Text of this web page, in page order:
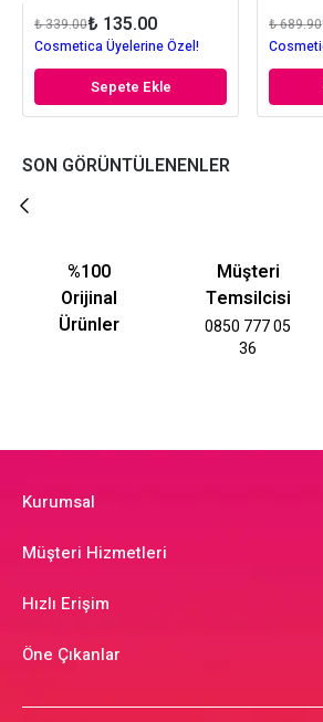
₺ 339.00₺ 135.00
Cosmetica Üyelerine Özel!
Sepete Ekle
₺ 689.90
SON GÖRÜNTÜLENENLER
%100
Orijinal
Ürünler
Müşteri
Temsilcisi
0850 777 05
36
Kurumsal
Müşteri Hizmetleri
Hızlı Erişim
Öne Çıkanlar